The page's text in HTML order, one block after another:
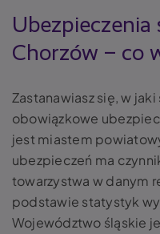
Ubezpieczenia
Chorzów – co
Zastanawiasz się, w
obowiązkowe
jest miastem
ubezpieczeń ma
towarzystwa w danym
podstawie statystyk
Województwo śląskie